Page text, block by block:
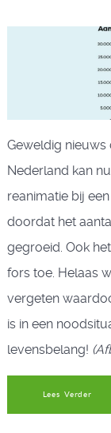
Geweldig nieuws
Nederland kan
reanimatie bij
doordat het
gegroeid. Ook
fors toe. Helaas
vergeten
is in een
levensbelang!
Lees Verder